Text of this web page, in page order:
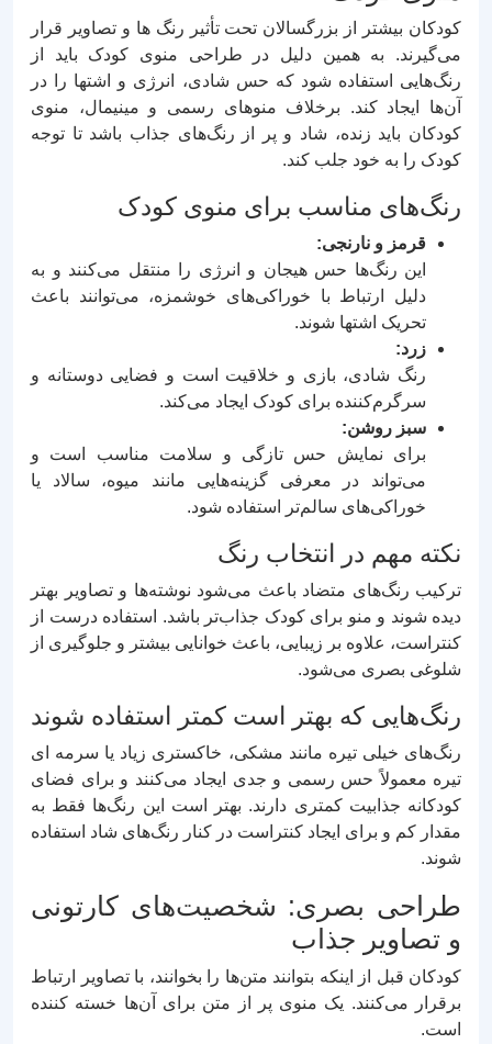
کودکان بیشتر از بزرگسالان تحت تأثیر رنگ‌ ها و تصاویر قرار
می‌گیرند. به همین دلیل در طراحی منوی کودک باید از
رنگ‌هایی استفاده شود که حس شادی، انرژی و اشتها را در
آن‌ها ایجاد کند. برخلاف منوهای رسمی و مینیمال، منوی
کودکان باید زنده، شاد و پر از رنگ‌های جذاب باشد تا توجه
کودک را به خود جلب کند.
رنگ‌های مناسب برای منوی کودک
قرمز و نارنجی:
این رنگ‌ها حس هیجان و انرژی را منتقل می‌کنند و به
دلیل ارتباط با خوراکی‌های خوشمزه، می‌توانند باعث
تحریک اشتها شوند.
زرد:
رنگ شادی، بازی و خلاقیت است و فضایی دوستانه و
سرگرم‌کننده برای کودک ایجاد می‌کند.
سبز روشن:
برای نمایش حس تازگی و سلامت مناسب است و
می‌تواند در معرفی گزینه‌هایی مانند میوه، سالاد یا
خوراکی‌های سالم‌تر استفاده شود.
نکته مهم در انتخاب رنگ
ترکیب رنگ‌های متضاد باعث می‌شود نوشته‌ها و تصاویر بهتر
دیده شوند و منو برای کودک جذاب‌تر باشد. استفاده درست از
کنتراست، علاوه بر زیبایی، باعث خوانایی بیشتر و جلوگیری از
شلوغی بصری می‌شود.
رنگ‌هایی که بهتر است کمتر استفاده شوند
رنگ‌های خیلی تیره مانند مشکی، خاکستری زیاد یا سرمه‌ ای
تیره معمولاً حس رسمی و جدی ایجاد می‌کنند و برای فضای
کودکانه جذابیت کمتری دارند. بهتر است این رنگ‌ها فقط به
مقدار کم و برای ایجاد کنتراست در کنار رنگ‌های شاد استفاده
شوند.
طراحی بصری: شخصیت‌های کارتونی
و تصاویر جذاب
کودکان قبل از اینکه بتوانند متن‌ها را بخوانند، با تصاویر ارتباط
برقرار می‌کنند. یک منوی پر از متن برای آن‌ها خسته‌ کننده
است.